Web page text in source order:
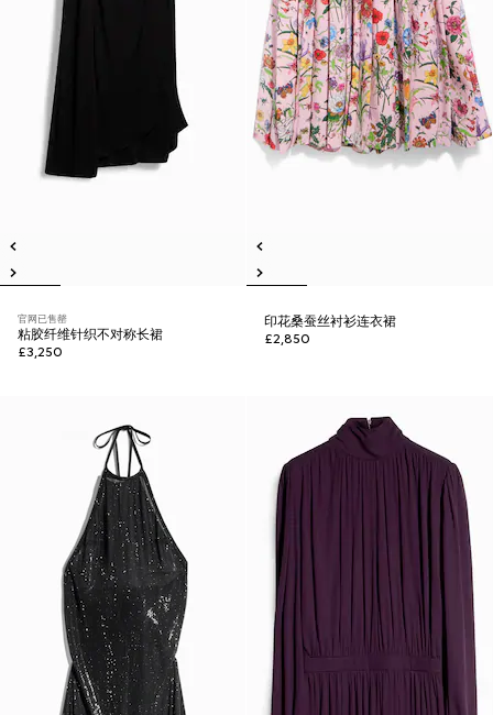
官网已售罄
粘胶纤维针织不对称长裙
£3,250
印花桑蚕丝衬衫连衣裙
£2,850